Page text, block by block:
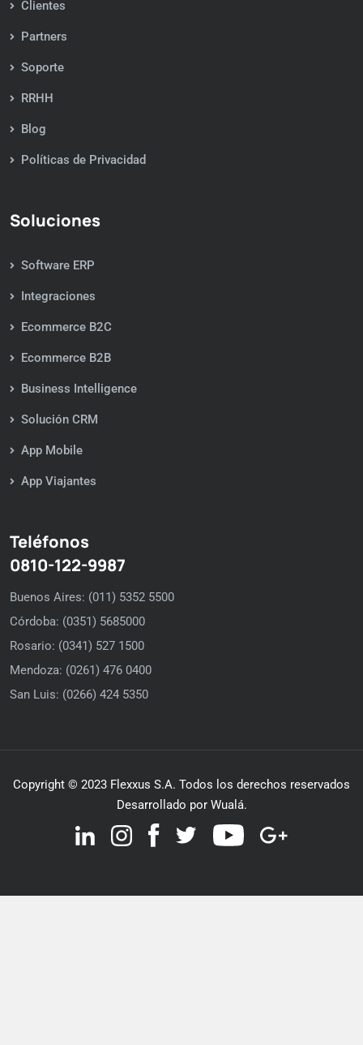
Clientes
Partners
Soporte
RRHH
Blog
Políticas de Privacidad
Soluciones
Software ERP
Integraciones
Ecommerce B2C
Ecommerce B2B
Business Intelligence
Solución CRM
App Mobile
App Viajantes
Teléfonos
0810-122-9987
Buenos Aires: (011) 5352 5500
Córdoba: (0351) 5685000
Rosario: (0341) 527 1500
Mendoza: (0261) 476 0400
San Luis: (0266) 424 5350
Copyright © 2023 Flexxus S.A. Todos los derechos reservados
Desarrollado por Wualá.